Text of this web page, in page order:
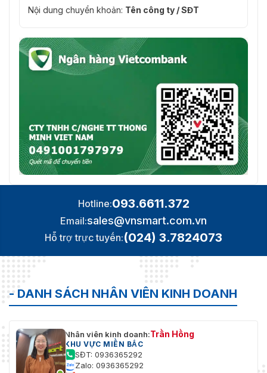
Nội dung chuyển khoản: Tên công ty / SĐT
Hotline:093.6611.372
Email:sales@vnsmart.com.vn
Hỗ trợ trực tuyến:(024) 3.7824073
- DANH SÁCH NHÂN VIÊN KINH DOANH
Nhân viên kinh doanh:Trần Hồng
KHU VỰC MIỀN BẮC
SĐT: 0936365292
Zalo: 0936365292